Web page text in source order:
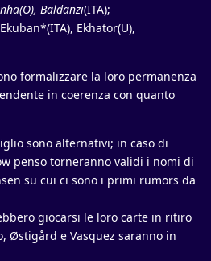
Baldanzi(ITA);
Ekhator(U),
formalizzare la loro permanenza
in coerenza con quanto
sono alternativi; in caso di
penso torneranno validi i nomi di
su cui ci sono i primi rumors da
giocarsi le loro carte in ritiro
Østigård e Vasquez saranno in